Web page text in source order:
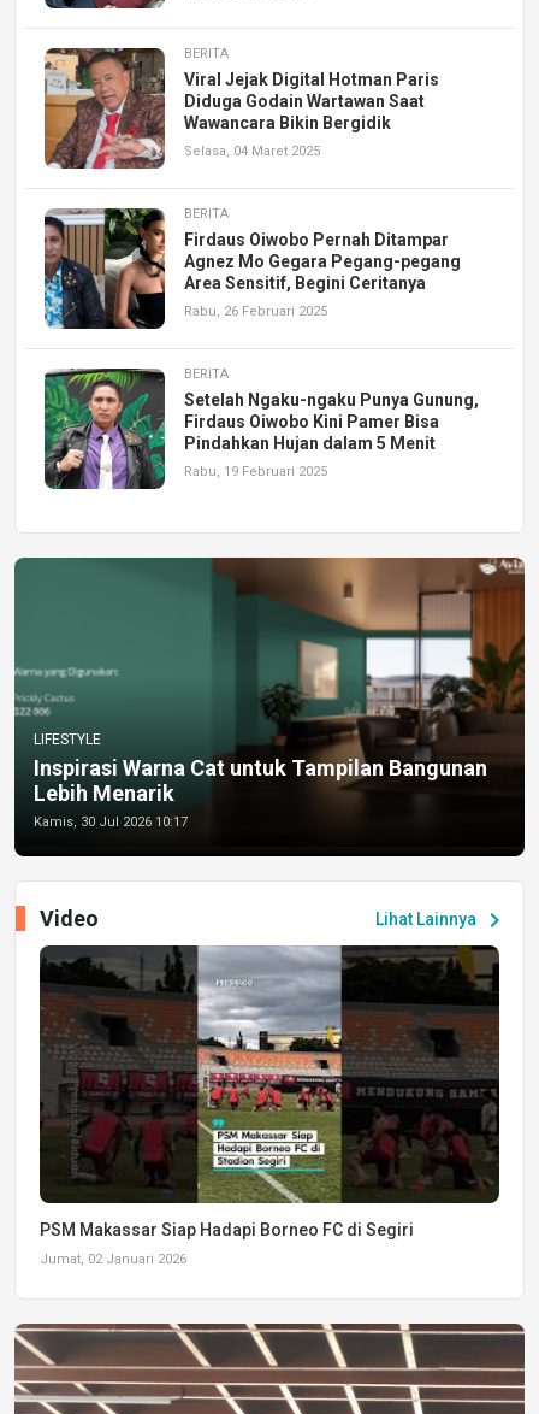
BERITA
Viral Jejak Digital Hotman Paris
Diduga Godain Wartawan Saat
Wawancara Bikin Bergidik
Selasa, 04 Maret 2025
BERITA
Firdaus Oiwobo Pernah Ditampar
Agnez Mo Gegara Pegang-pegang
Area Sensitif, Begini Ceritanya
Rabu, 26 Februari 2025
BERITA
Setelah Ngaku-ngaku Punya Gunung,
Firdaus Oiwobo Kini Pamer Bisa
Pindahkan Hujan dalam 5 Menit
Rabu, 19 Februari 2025
LIFESTYLE
Inspirasi Warna Cat untuk Tampilan Bangunan
Lebih Menarik
Kamis, 30 Jul 2026 10:17
Lihat Lainnya chevron_right
Video
PSM Makassar Siap Hadapi Borneo FC di Segiri
Jumat, 02 Januari 2026